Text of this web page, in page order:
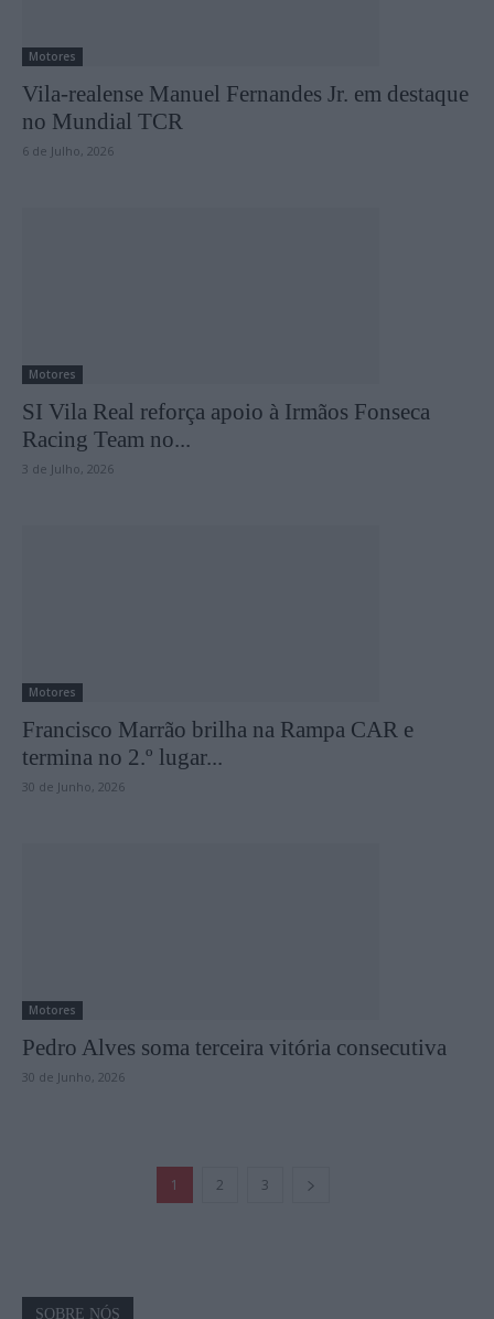
Motores
Vila-realense Manuel Fernandes Jr. em destaque
no Mundial TCR
6 de Julho, 2026
Motores
SI Vila Real reforça apoio à Irmãos Fonseca
Racing Team no...
3 de Julho, 2026
Motores
Francisco Marrão brilha na Rampa CAR e
termina no 2.º lugar...
30 de Junho, 2026
Motores
Pedro Alves soma terceira vitória consecutiva
30 de Junho, 2026
1 2 3
SOBRE NÓS